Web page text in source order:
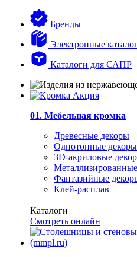
Бренды
Электронные
Каталоги для САПР
01. Мебельная кромка
Древесные декоры
Однотонные декоры
3D-акриловые
Фантазийные
Клей-расплав
Каталоги
Смотреть онлайн